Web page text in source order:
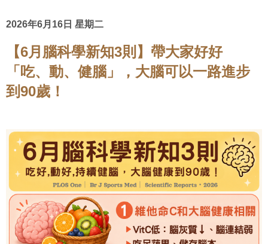
2026年6月16日 星期二
【6月腦科學新知3則】帶大家好好
「吃、動、健腦」，大腦可以一路進步
到90歲！